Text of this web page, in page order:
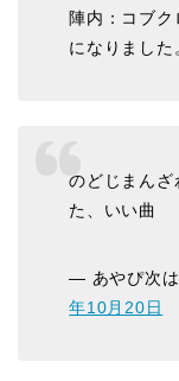
陣内：コブ
になりました
のどじまんざ
た、いい曲
— あやぴ次
年10月20日